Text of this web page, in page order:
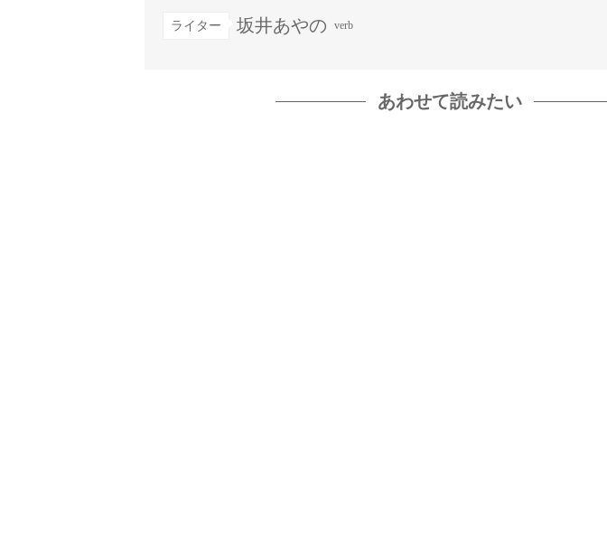
ライター 坂井あやの verb
あわせて読みたい